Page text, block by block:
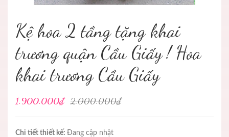
Kệ hoa 2 tầng tặng khai
trương quận Cầu Giấy ! Hoa
khai trương Cầu Giấy
1.900.000₫ 2.000.000₫
Chi tiết thiết kế: Đang cập nhật